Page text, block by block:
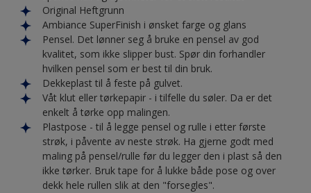
Original Heftgrunn
Ambiance SuperFinish i ønsket farge og glans
Pensel. Det lønner seg å bruke en pensel av god
kvalitet, som ikke slipper bust. Spør din forhandler
hvilken pensel som er best til din bruk.
Dekkeplast til å feste på gulvet.
Våt klut eller tørkepapir - i tilfelle du søler. Da er det
enkelt å tørke opp malingen.
Plastpose - til å legge pensel og rulle i etter første
strøk, i påvente av neste strøk. Ha gjerne godt med
maling på pensel/rulle før du legger den i plast så den
ikke tørker. Bruk tape for å lukke både pose og over
dekk hele rullen slik at den "forsegles".